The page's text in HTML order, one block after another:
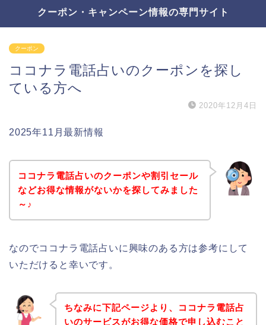
クーポン・キャンペーン情報の専門サイト
クーポン
ココナラ電話占いのクーポンを探し
ている方へ
2020年12月4日
2025年11月最新情報
ココナラ電話占いのクーポンや割引セール
などお得な情報がないかを探してみました
～♪
なのでココナラ電話占いに興味のある方は参考にして
いただけると幸いです。
ちなみに下記ページより、ココナラ電話占
いのサービスがお得な価格で申し込むこと